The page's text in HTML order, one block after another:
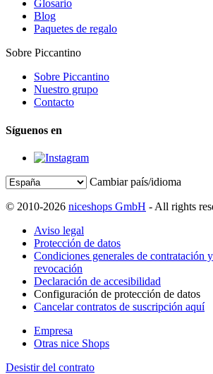
Glosario
Blog
Paquetes de regalo
Sobre Piccantino
Sobre Piccantino
Nuestro grupo
Contacto
Síguenos en
Cambiar país/idioma
© 2010-2026 niceshops GmbH - All rights
Aviso legal
Protección de datos
Condiciones generales de contratación
revocación
Declaración de accesibilidad
Configuración de protección de datos
Cancelar contratos de suscripción aquí
Empresa
Otras nice Shops
Desistir del contrato